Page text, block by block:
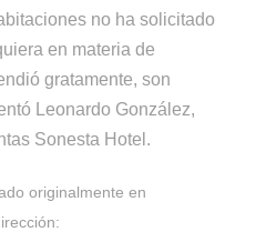
no ha solicitado
en materia de
gratamente, son
Leonardo González,
Sonesta Hotel.
originalmente en